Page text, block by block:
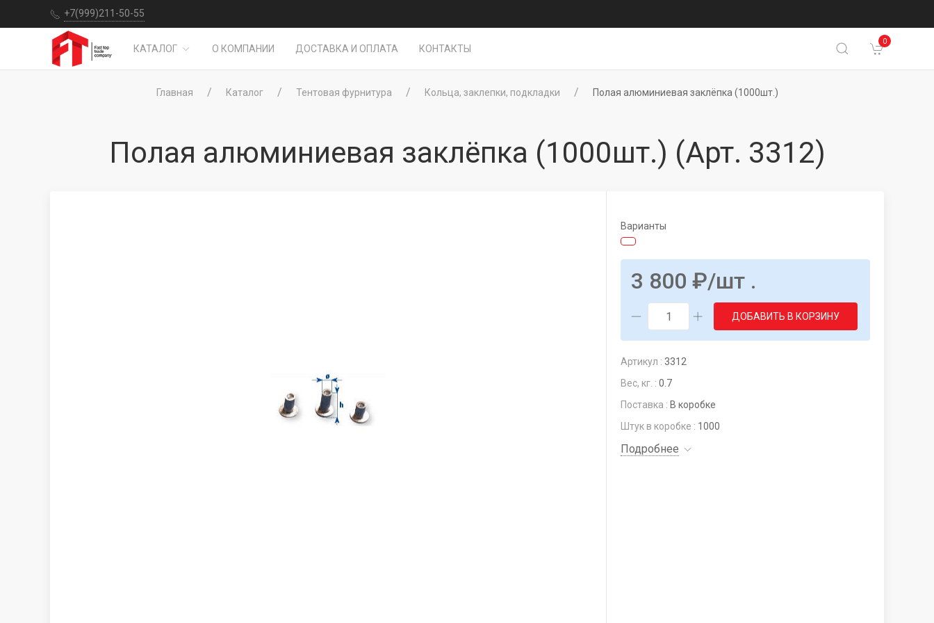
+7(999)211-50-55
КАТАЛОГ О КОМПАНИИ ДОСТАВКА И ОПЛАТА КОНТАКТЫ
0
Главная Каталог Тентовая фурнитура Кольца, заклепки, подкладки Полая алюминиевая заклёпка (1000шт.)
Полая алюминиевая заклёпка (1000шт.) (Арт. 3312)
Варианты
3 800 ₽/шт .
ДОБАВИТЬ В КОРЗИНУ
Артикул : 3312
Вес, кг. :0.7
Поставка : В коробке
Штук в коробке : 1000
Подробнее